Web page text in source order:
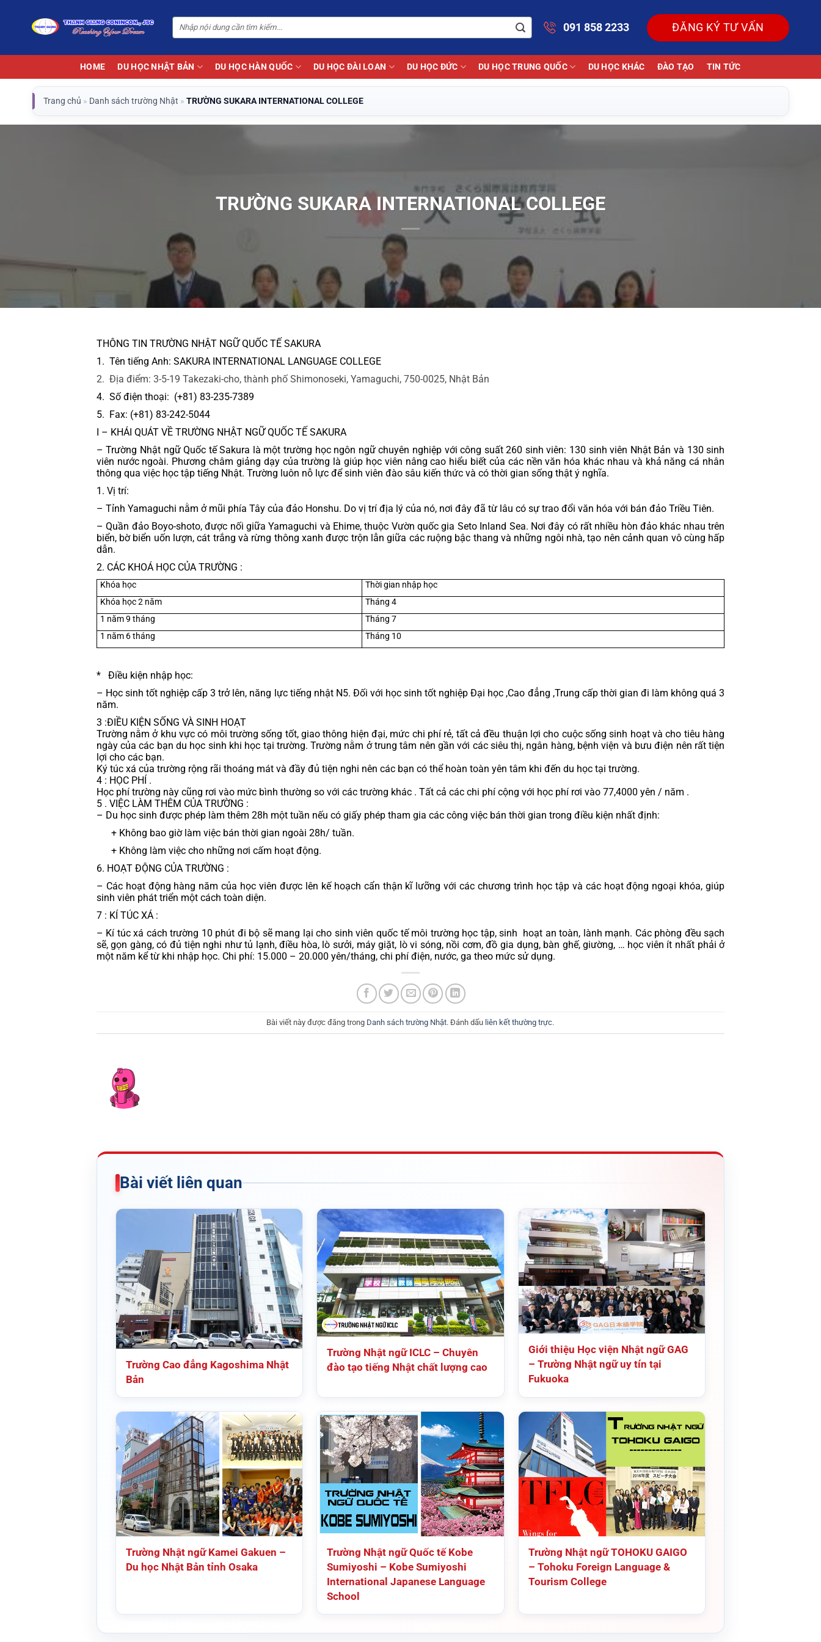
dung
091 858 2233 ĐĂNG KÝ TƯ VẤN
HOME DU HỌC NHẬT BẢN DU HỌC HÀN QUỐC DU HỌC ĐÀI LOAN DU HỌC ĐỨC DU HỌC TRUNG QUỐC DU HỌC KHÁC ĐÀO TẠO TIN TỨC
Trang chủ » Danh sách trường Nhật » TRƯỜNG SUKARA INTERNATIONAL COLLEGE
TRƯỜNG SUKARA INTERNATIONAL COLLEGE
THÔNG TIN TRƯỜNG NHẬT NGỮ QUỐC TẾ SAKURA
1.  Tên tiếng Anh: SAKURA INTERNATIONAL LANGUAGE COLLEGE
2. Địa điểm: 3-5-19 Takezaki-cho, thành phố Shimonoseki, Yamaguchi, 750-0025, Nhật Bản
4.  Số điện thoại:  (+81) 83-235-7389
5.  Fax: (+81) 83-242-5044
I – KHÁI QUÁT VỀ TRƯỜNG NHẬT NGỮ QUỐC TẾ SAKURA
– Trường Nhật ngữ Quốc tế Sakura là một trường học ngôn ngữ chuyên nghiệp với công suất 260 sinh viên: 130 sinh viên Nhật Bản và 130 sinh
viên nước ngoài. Phương châm giảng dạy của trường là giúp học viên nâng cao hiểu biết của các nền văn hóa khác nhau và khả năng cá nhân
thông qua việc học tập tiếng Nhật. Trường luôn nỗ lực để sinh viên đào sâu kiến thức và có thời gian sống thật ý nghĩa.
1. Vị trí:
– Tỉnh Yamaguchi nằm ở mũi phía Tây của đảo Honshu. Do vị trí địa lý của nó, nơi đây đã từ lâu có sự trao đổi văn hóa với bán đảo Triều Tiên.
– Quần đảo Boyo-shoto, được nối giữa Yamaguchi và Ehime, thuộc Vườn quốc gia Seto Inland Sea. Nơi đây có rất nhiều hòn đảo khác nhau trên
biển, bờ biển uốn lượn, cát trắng và rừng thông xanh được trộn lẫn giữa các ruộng bậc thang và những ngôi nhà, tạo nên cảnh quan vô cùng hấp
dẫn.
2. CÁC KHOÁ HỌC CỦA TRƯỜNG :
Khóa học
Thời gian nhập học
Khóa học 2 năm
Tháng 4
1 năm 9 tháng
Tháng 7
1 năm 6 tháng
Tháng 10
*   Điều kiện nhập học:
– Học sinh tốt nghiệp cấp 3 trở lên, năng lực tiếng nhật N5. Đối với học sinh tốt nghiệp Đại học ,Cao đẳng ,Trung cấp thời gian đi làm không quá 3
năm.
3 :ĐIỀU KIỆN SỐNG VÀ SINH HOẠT
Trường nằm ở khu vực có môi trường sống tốt, giao thông hiện đại, mức chi phí rẻ, tất cả đều thuận lợi cho cuộc sống sinh hoạt và cho tiêu hàng
ngày của các bạn du học sinh khi học tại trường. Trường nằm ở trung tâm nên gần với các siêu thị, ngân hàng, bệnh viện và bưu điện nên rất tiện
lợi cho các bạn.
Ký túc xá của trường rộng rãi thoáng mát và đầy đủ tiện nghi nên các bạn có thể hoàn toàn yên tâm khi đến du học tại trường.
4 : HỌC PHÍ .
Học phí trường này cũng rơi vào mức bình thường so với các trường khác . Tất cả các chi phí cộng với học phí rơi vào 77,4000 yên / năm .
5 . VIỆC LÀM THÊM CỦA TRƯỜNG :
– Du học sinh được phép làm thêm 28h một tuần nếu có giấy phép tham gia các công việc bán thời gian trong điều kiện nhất định:
+ Không bao giờ làm việc bán thời gian ngoài 28h/ tuần.
+ Không làm việc cho những nơi cấm hoạt động.
6. HOẠT ĐỘNG CỦA TRƯỜNG :
– Các hoạt động hàng năm của học viên được lên kế hoạch cẩn thận kĩ lưỡng với các chương trình học tập và các hoạt động ngoại khóa, giúp
sinh viên phát triển một cách toàn diện.
7 : KÍ TÚC XÁ :
– Kí túc xá cách trường 10 phút đi bộ sẽ mang lại cho sinh viên quốc tế môi trường học tập, sinh  hoạt an toàn, lành mạnh. Các phòng đều sạch
sẽ, gọn gàng, có đủ tiện nghi như tủ lạnh, điều hòa, lò sưởi, máy giặt, lò vi sóng, nồi cơm, đồ gia dụng, bàn ghế, giường, … học viên ít nhất phải ở
một năm kể từ khi nhập học. Chi phí: 15.000 – 20.000 yên/tháng, chi phí điện, nước, ga theo mức sử dụng.
Bài viết này được đăng trong Danh sách trường Nhật. Đánh dấu liên kết thường trực.
Bài viết liên quan
Trường Cao đẳng Kagoshima Nhật
Bản
Trường Nhật ngữ ICLC – Chuyên
đào tạo tiếng Nhật chất lượng cao
Giới thiệu Học viện Nhật ngữ GAG
– Trường Nhật ngữ uy tín tại
Fukuoka
Trường Nhật ngữ Kamei Gakuen –
Du học Nhật Bản tỉnh Osaka
Trường Nhật ngữ Quốc tế Kobe
Sumiyoshi – Kobe Sumiyoshi
International Japanese Language
School
Trường Nhật ngữ TOHOKU GAIGO
– Tohoku Foreign Language &
Tourism College